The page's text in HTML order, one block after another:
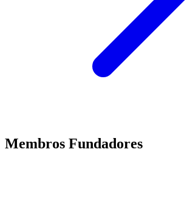
Membros Fundadores